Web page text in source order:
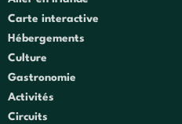
Carte interactive
Hébergements
Culture
Gastronomie
Activités
Circuits